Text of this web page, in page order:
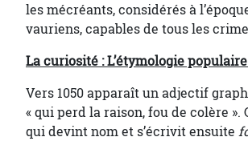
les mécréants, considérés à
vauriens, capables de tous les
La curiosité : L’étymologie
Vers 1050 apparaît un adjectif
« qui perd la raison, fou de colère ».
qui devint nom et s’écrivit ensuite